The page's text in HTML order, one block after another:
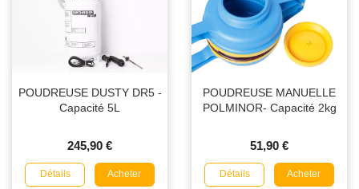
POUDREUSE DUSTY DR5 -
Capacité 5L
245,90 €
Détails Acheter
POUDREUSE MANUELLE
POLMINOR- Capacité 2kg
51,90 €
Détails Acheter